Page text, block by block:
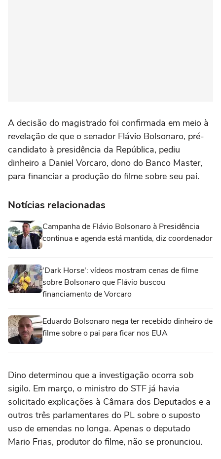
A decisão do magistrado foi confirmada em meio à
revelação de que o senador Flávio Bolsonaro, pré-
candidato à presidência da República, pediu
dinheiro a Daniel Vorcaro, dono do Banco Master,
para financiar a produção do filme sobre seu pai.
Notícias relacionadas
Campanha de Flávio Bolsonaro à Presidência
continua e agenda está mantida, diz coordenador
'Dark Horse': vídeos mostram cenas de filme
sobre Bolsonaro que Flávio buscou
financiamento de Vorcaro
Eduardo Bolsonaro nega ter recebido dinheiro de
filme sobre o pai para ficar nos EUA
Dino determinou que a investigação ocorra sob
sigilo. Em março, o ministro do STF já havia
solicitado explicações à Câmara dos Deputados e a
outros três parlamentares do PL sobre o suposto
uso de emendas no longa. Apenas o deputado
Mario Frias, produtor do filme, não se pronunciou.